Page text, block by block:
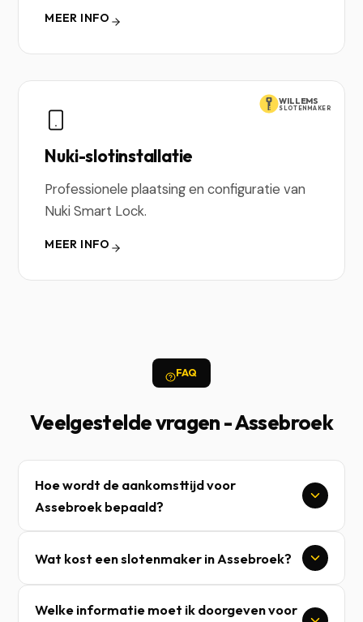
MEER INFO
WILLEMS
SLOTENMAKER
Nuki-slotinstallatie
Professionele plaatsing en configuratie van
Nuki Smart Lock.
MEER INFO
FAQ
Veelgestelde vragen - Assebroek
Hoe wordt de aankomsttijd voor
Assebroek bepaald?
Wat kost een slotenmaker in Assebroek?
Welke informatie moet ik doorgeven voor